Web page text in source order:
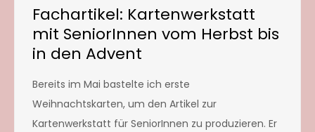
Fachartikel: Kartenwerkstatt
mit SeniorInnen vom Herbst bis
in den Advent
Bereits im Mai bastelte ich erste
Weihnachtskarten, um den Artikel zur
Kartenwerkstatt für SeniorInnen zu produzieren. Er